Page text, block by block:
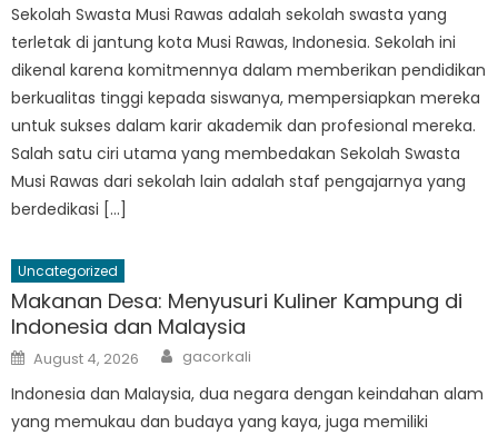
Sekolah Swasta Musi Rawas adalah sekolah swasta yang
terletak di jantung kota Musi Rawas, Indonesia. Sekolah ini
dikenal karena komitmennya dalam memberikan pendidikan
berkualitas tinggi kepada siswanya, mempersiapkan mereka
untuk sukses dalam karir akademik dan profesional mereka.
Salah satu ciri utama yang membedakan Sekolah Swasta
Musi Rawas dari sekolah lain adalah staf pengajarnya yang
berdedikasi […]
Uncategorized
Makanan Desa: Menyusuri Kuliner Kampung di
Indonesia dan Malaysia
Posted
on
August 4, 2026 Author
gacorkali
Indonesia dan Malaysia, dua negara dengan keindahan alam
yang memukau dan budaya yang kaya, juga memiliki